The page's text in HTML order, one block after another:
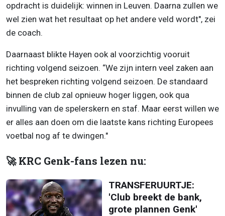
opdracht is duidelijk: winnen in Leuven. Daarna zullen we
wel zien wat het resultaat op het andere veld wordt", zei
de coach.
Daarnaast blikte Hayen ook al voorzichtig vooruit
richting volgend seizoen. “We zijn intern veel zaken aan
het bespreken richting volgend seizoen. De standaard
binnen de club zal opnieuw hoger liggen, ook qua
invulling van de spelerskern en staf. Maar eerst willen we
er alles aan doen om die laatste kans richting Europees
voetbal nog af te dwingen."
🚀 KRC Genk-fans lezen nu:
TRANSFERUURTJE:
'Club breekt de bank,
grote plannen Genk'